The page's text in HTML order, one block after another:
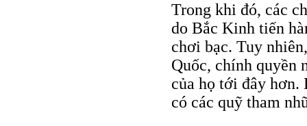
Trong khi đó, các
do Bắc Kinh tiến
chơi bạc. Tuy
Quốc, chính quyền
của họ tới đây hơn.
có các quỹ tham